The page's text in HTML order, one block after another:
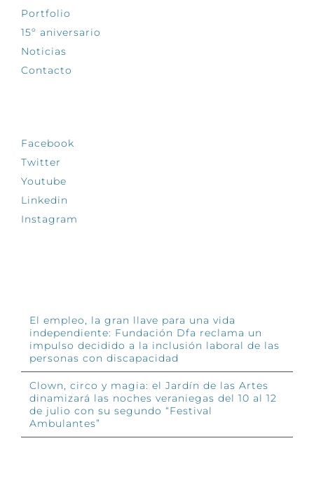
Portfolio
15º aniversario
Noticias
Contacto
Facebook
Twitter
Youtube
Linkedin
Instagram
El empleo, la gran llave para una vida
independiente: Fundación Dfa reclama un
impulso decidido a la inclusión laboral de las
personas con discapacidad
Clown, circo y magia: el Jardín de las Artes
dinamizará las noches veraniegas del 10 al 12
de julio con su segundo “Festival
Ambulantes”